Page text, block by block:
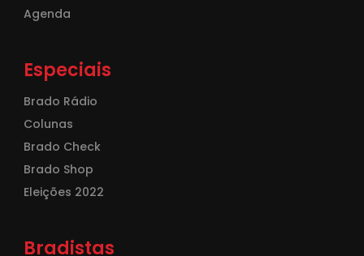
Agenda
Especiais
Brado Rádio
Colunas
Brado Check
Brado Shop
Eleições 2022
Bradistas